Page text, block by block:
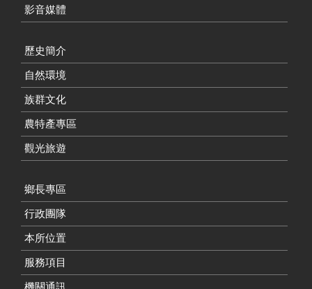
影音媒體
歷史簡介
自然環境
族群文化
農特產專區
觀光旅遊
鄉長專區
行政團隊
本所位置
服務項目
機關通訊